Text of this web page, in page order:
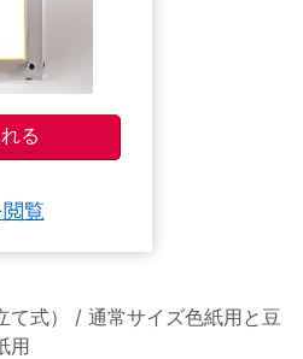
覧
て式） / 通常サイズ色紙用と豆
用